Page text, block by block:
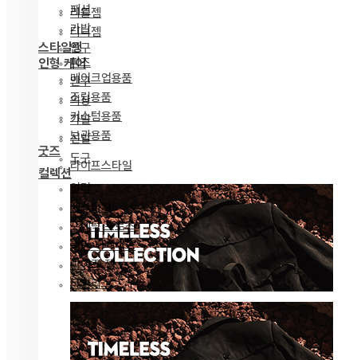
패션
가발
안구
인형 케어
메이크업용품
조립용품
커스텀용품
보관용품
굿즈
라이프스타일
리틀젬
티니젬
스타일링
파츠
안구
의상
가발
신발
도구
컬렉션
얼터
베스티지
포에틱 프로즈
녹턴 퍼레이드
마이즈 젬
타임리스